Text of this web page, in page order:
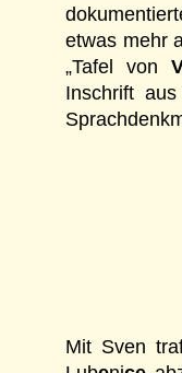
etwas mehr
„Tafel von
Inschrift
Mit Sven